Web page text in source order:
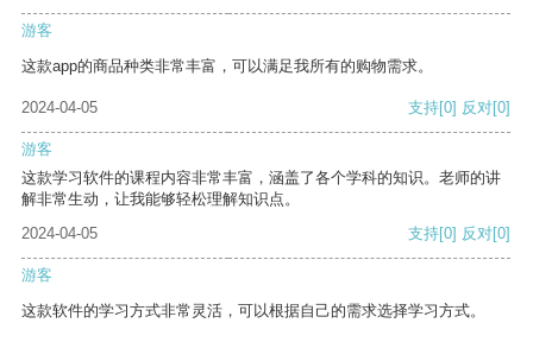
游客
这款app的商品种类非常丰富，可以满足我所有的购物需求。
2024-04-05 支持[0] 反对[0]
游客
这款学习软件的课程内容非常丰富，涵盖了各个学科的知识。老师的讲
解非常生动，让我能够轻松理解知识点。
2024-04-05
支持[0] 反对[0]
游客
这款软件的学习方式非常灵活，可以根据自己的需求选择学习方式。